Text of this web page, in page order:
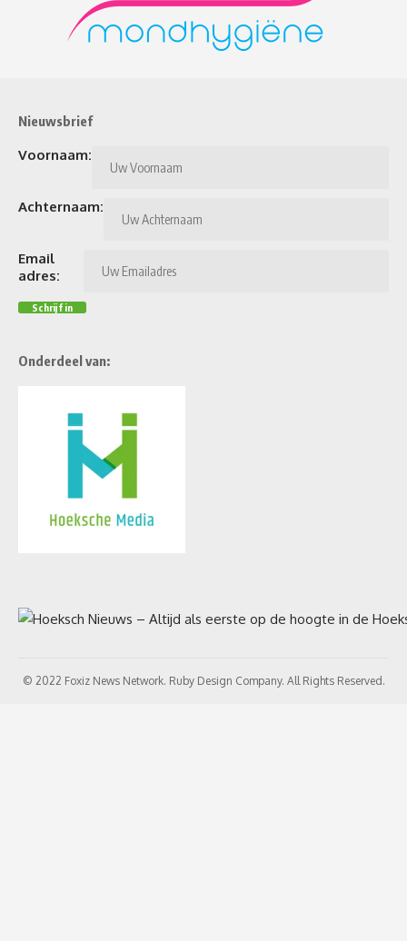
Nieuwsbrief
Voornaam:
Achternaam:
Email
adres:
Onderdeel van:
© 2022 Foxiz News Network. Ruby Design Company. All Rights Reserved.